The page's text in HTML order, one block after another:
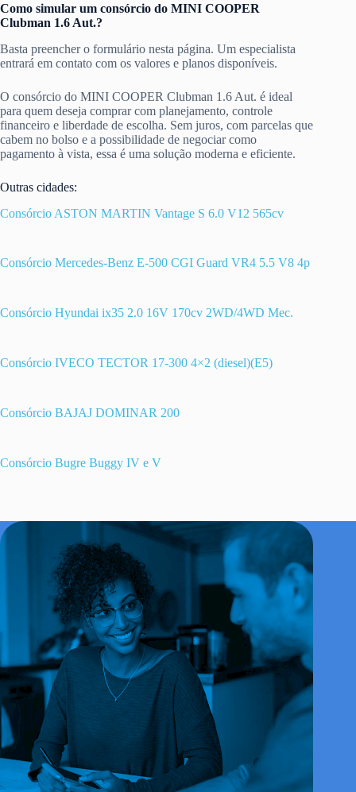
Como simular um consórcio do MINI COOPER
Clubman 1.6 Aut.?
Basta preencher o formulário nesta página. Um especialista
entrará em contato com os valores e planos disponíveis.
O consórcio do MINI COOPER Clubman 1.6 Aut. é ideal
para quem deseja comprar com planejamento, controle
financeiro e liberdade de escolha. Sem juros, com parcelas que
cabem no bolso e a possibilidade de negociar como
pagamento à vista, essa é uma solução moderna e eficiente.
Outras cidades:
Consórcio ASTON MARTIN Vantage S 6.0 V12 565cv
Consórcio Mercedes-Benz E-500 CGI Guard VR4 5.5 V8 4p
Consórcio Hyundai ix35 2.0 16V 170cv 2WD/4WD Mec.
Consórcio IVECO TECTOR 17-300 4×2 (diesel)(E5)
Consórcio BAJAJ DOMINAR 200
Consórcio Bugre Buggy IV e V